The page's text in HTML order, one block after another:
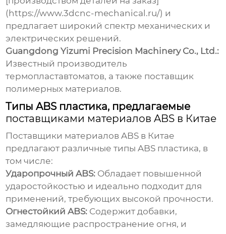
(https://www.3dcnc-mechanical.ru/) и
предлагает широкий спектр механических и
электрических решений.
Guangdong Yizumi Precision Machinery Co., Ltd.:
Известный производитель
термопластавтоматов, а также поставщик
полимерных материалов.
Типы ABS пластика, предлагаемые
поставщиками материалов ABS в Китае
Поставщики материалов ABS в Китае
предлагают различные типы ABS пластика, в
том числе:
Ударопрочный ABS: Обладает повышенной
ударостойкостью и идеально подходит для
применений, требующих высокой прочности.
Огнестойкий ABS: Содержит добавки,
замедляющие распространение огня, и